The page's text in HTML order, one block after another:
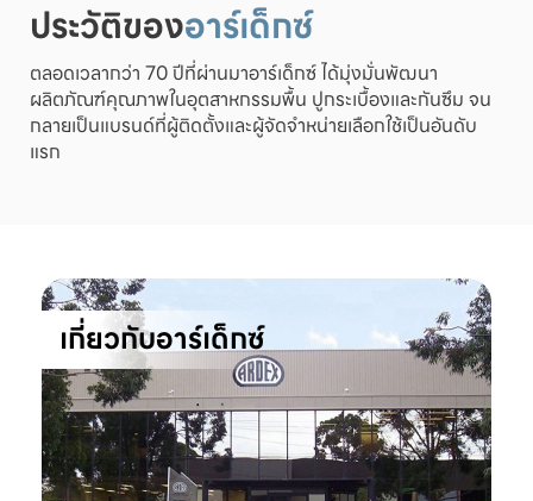
ประวัติของอาร์เด็กซ์
ตลอดเวลากว่า 70 ปีที่ผ่านมาอาร์เด็กซ์ ได้มุ่งมั่นพัฒนา
ผลิตภัณฑ์คุณภาพในอุตสาหกรรมพื้น ปูกระเบื้องและกันซึม จน
กลายเป็นแบรนด์ที่ผู้ติดตั้งและผู้จัดจำหน่ายเลือกใช้เป็นอันดับ
แรก
เกี่ยวกับอาร์เด็กซ์